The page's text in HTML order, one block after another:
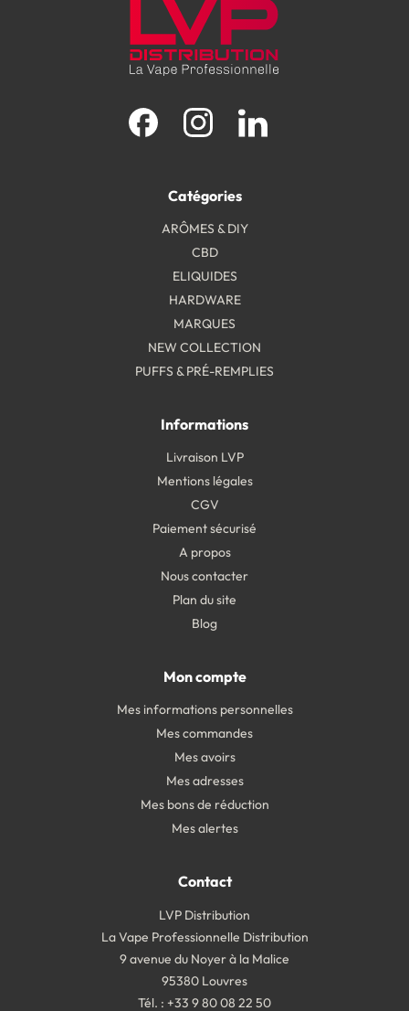
Catégories
ARÔMES & DIY
CBD
ELIQUIDES
HARDWARE
MARQUES
NEW COLLECTION
PUFFS & PRÉ-REMPLIES
Informations
Livraison LVP
Mentions légales
CGV
Paiement sécurisé
A propos
Nous contacter
Plan du site
Blog
Facebook Instagram
Mon compte
Mes informations personnelles
Mes commandes
Mes avoirs
Mes adresses
Mes bons de réduction
Mes alertes
Contact
LVP Distribution
La Vape Professionnelle Distribution
9 avenue du Noyer à la Malice
95380 Louvres
Tél. : +33 9 80 08 22 50